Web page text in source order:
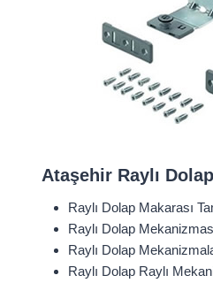
Ataşehir Raylı
Raylı Dolap Makarası
Raylı Dolap
Raylı Dolap
Raylı Dolap Raylı